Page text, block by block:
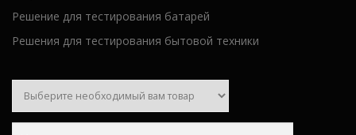
Решение для тестирования батарей
Решения для тестирования бытовой техники